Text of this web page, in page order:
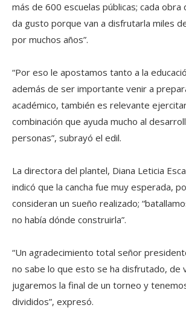
más de 600 escuelas públicas; cada obra
da gusto porque van a disfrutarla miles
por muchos años”.
“Por eso le apostamos tanto a la
además de ser importante venir a
académico, también es relevante
combinación que ayuda mucho al
personas”, subrayó el edil.
La directora del plantel, Diana Leticia
indicó que la cancha fue muy esperada,
consideran un sueño realizado;
no había dónde construirla”.
“Un agradecimiento total señor
no sabe lo que esto se ha disfrutado, de
jugaremos la final de un torneo y
divididos”, expresó.